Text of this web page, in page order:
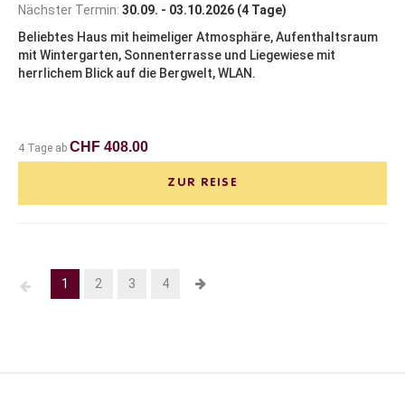
Nächster Termin: 30.09. - 03.10.2026 (4 Tage)
Beliebtes Haus mit heimeliger Atmosphäre, Aufenthaltsraum
mit Wintergarten, Sonnenterrasse und Liegewiese mit
herrlichem Blick auf die Bergwelt, WLAN.
4 Tage ab CHF 408.00
ZUR REISE
1 2 3 4